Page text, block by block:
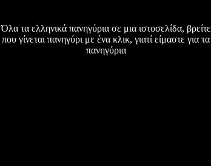
Όλα τα ελληνικά πανηγύρια σε μια ιστοσελίδα, βρείτε
που γίνεται πανηγύρι με ένα κλικ, γιατί είμαστε για τα
πανηγύρια